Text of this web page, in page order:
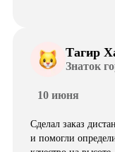
Тагир
Знаток
10 июня
Сделал заказ
и помогли